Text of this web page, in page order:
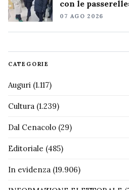
con le
07 AGO 2026
CATEGORIE
Auguri (1.117)
Cultura (1.239)
Dal Cenacolo (29)
Editoriale (485)
In evidenza (19.906)